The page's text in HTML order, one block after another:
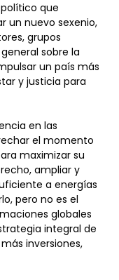
que
un nuevo sexenio,
grupos
sobre la
un país más
y justicia para
en las
el momento
maximizar su
ampliar y
a energías
pero no es el
globales
integral de
inversiones,